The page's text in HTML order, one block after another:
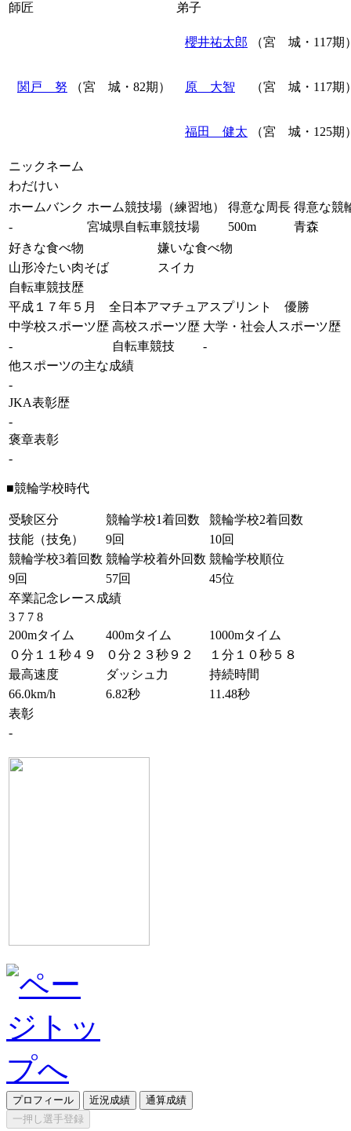
師匠 弟子
関戸 努 （宮 城・82期）
櫻井祐太郎 （宮 城・117期
原 大智 （宮 城・117期
福田 健太 （宮 城・125期
ニックネーム
わだけい
ホームバンク ホーム競技場（練習地） 得意な周長 得意な競
-
宮城県自転車競技場 500m
青森
好きな食べ物
嫌いな食べ物
山形冷たい肉そば
スイカ
自転車競技歴
平成１７年５月 全日本アマチュアスプリント 優勝
中学校スポーツ歴 高校スポーツ歴 大学・社会人スポーツ歴
-
自転車競技
-
他スポーツの主な成績
-
JKA表彰歴
-
褒章表彰
-
■競輪学校時代
受験区分 競輪学校1着回数
競輪学校2着回数
技能（技免）
9回
10回
競輪学校3着回数 競輪学校着外回数 競輪学校順位
9回
57回
45位
卒業記念レース成績
3 7 7 8
200mタイム
400mタイム
1000mタイム
０分１１秒４９
０分２３秒９２
１分１０秒５８
最高速度
ダッシュ力
持続時間
66.0km/h
6.82秒
11.48秒
表彰
-
プロフィール 近況成績
通算成績
一押し選手登録